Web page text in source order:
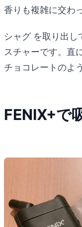
香りも複雑に交わ
シャグ を取り出し
スチャーです。直
チョコレートのよ
FENIX+で